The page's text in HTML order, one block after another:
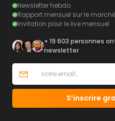
Newsletter hebdo
Rapport mensuel sur le
Invitation pour le live mensuel
+ 19 603 personnes
newsletter
S’inscrire